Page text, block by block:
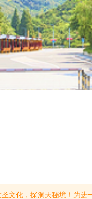
洞预约系统仅限已检票入园的游客使用。为避免恶意倒卖，未入园游客无法提前预约，敬请谅解。如果您在预约过程中遇到任何